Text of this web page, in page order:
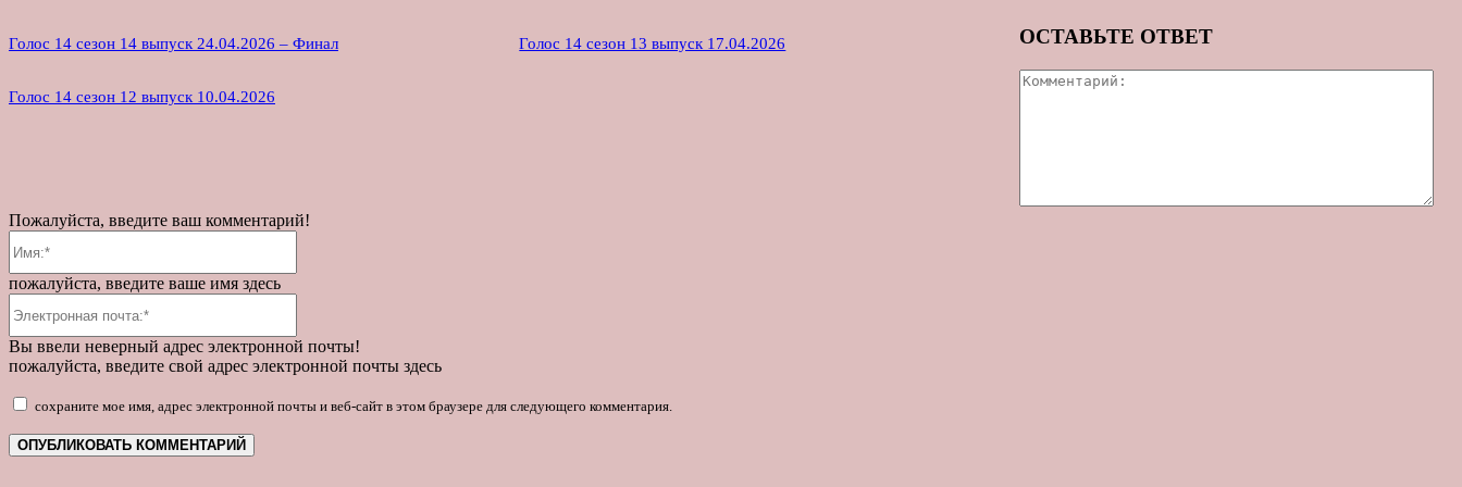
Голос 14 сезон 14 выпуск 24.04.2026 – Финал Голос 14 сезон 13 выпуск 17.04.2026
Голос 14 сезон 12 выпуск 10.04.2026
ОСТАВЬТЕ ОТВЕТ
Пожалуйста, введите ваш комментарий!
пожалуйста, введите ваше имя здесь
Вы ввели неверный адрес электронной почты!
пожалуйста, введите свой адрес электронной почты здесь
сохраните мое имя, адрес электронной почты и веб-сайт в этом браузере для следующего комментария.